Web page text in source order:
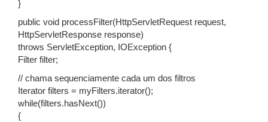
}
public void processFilter(HttpServletRequest request,
HttpServletResponse response)
throws ServletException, IOException {
Filter filter;
// chama sequenciamente cada um dos filtros
Iterator filters = myFilters.iterator();
while(filters.hasNext())
{